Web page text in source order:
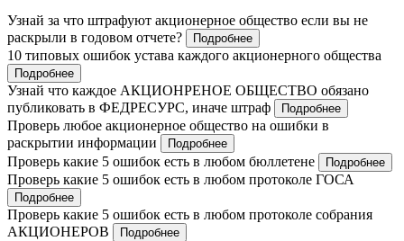
Узнай за что штрафуют акционерное общество если вы не
раскрыли в годовом отчете?
Подробнее
10 типовых ошибок устава каждого акционерного общества
Подробнее
Узнай что каждое АКЦИОНРЕНОЕ ОБЩЕСТВО обязано
публиковать в ФЕДРЕСУРС, иначе штраф
Подробнее
Проверь любое акционерное общество на ошибки в
раскрытии информации
Подробнее
Проверь какие 5 ошибок есть в любом бюллетене Подробнее
Проверь какие 5 ошибок есть в любом протоколе ГОСА
Подробнее
Проверь какие 5 ошибок есть в любом протоколе собрания
АКЦИОНЕРОВ
Подробнее